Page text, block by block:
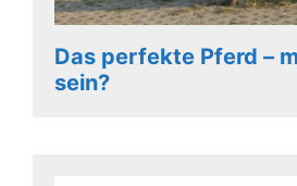
Das perfekte Pferd –
sein?